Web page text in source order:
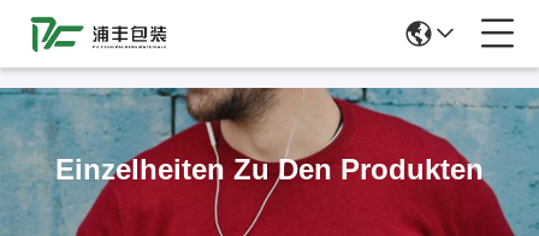
Einzelheiten Zu Den Produkten